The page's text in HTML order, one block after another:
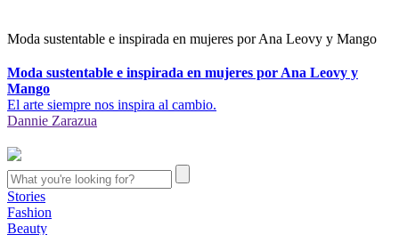
Moda sustentable e inspirada en mujeres por Ana Leovy y Mango
Moda sustentable e inspirada en mujeres por Ana Leovy y
Mango
El arte siempre nos inspira al cambio.
Dannie Zarazua
Stories
Fashion
Beauty